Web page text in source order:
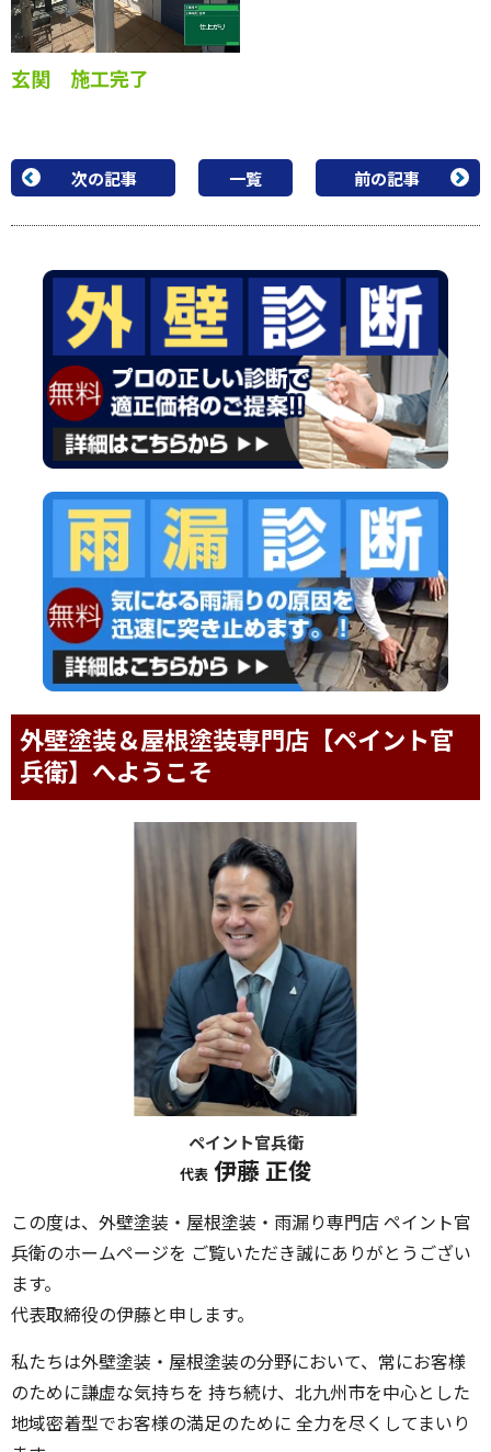
玄関 施工完了
次の記事 一覧 前の記事
外壁塗装＆屋根塗装専門店【ペイント官
兵衛】へようこそ
ペイント官兵衛
伊藤 正俊
この度は、外壁塗装・屋根塗装・雨漏り専門店 ペイント官
兵衛のホームページを ご覧いただき誠にありがとうござい
ます。
代表取締役の伊藤と申します。